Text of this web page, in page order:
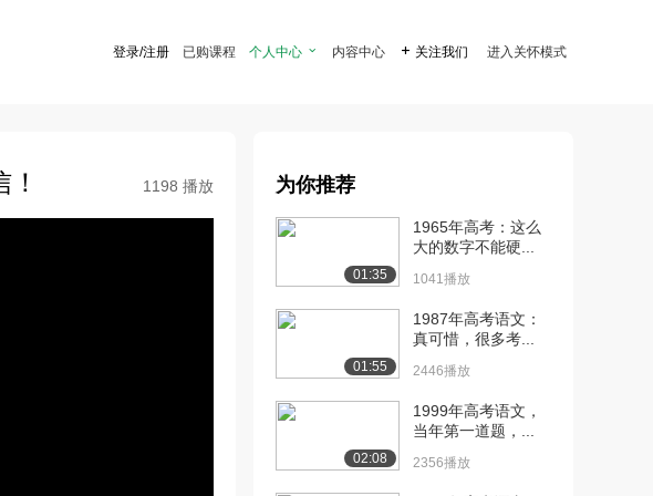
登录/注册 已购课程 个人中心  内容中心  关注我们 进入关怀模式
1198 播放 为你推荐
01:35
1965年高考：这么
大的数字不能硬...
1041播放
01:55
1987年高考语文：
真可惜，很多考...
2446播放
02:08
1999年高考语文，
当年第一道题，...
2356播放